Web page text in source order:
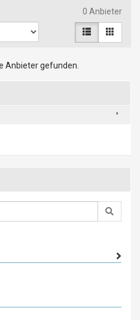
0 Anbieter
Anbieter gefunden.